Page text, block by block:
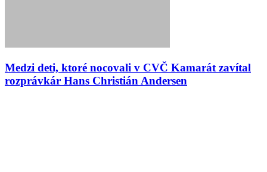
Medzi deti, ktoré nocovali v CVČ Kamarát zavítal
rozprávkár Hans Christián Andersen